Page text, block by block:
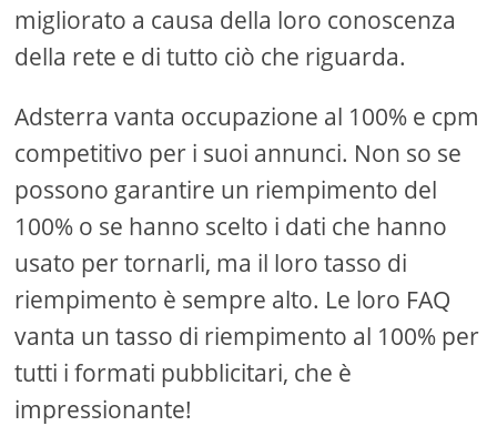
migliorato a causa della loro conoscenza
della rete e di tutto ciò che riguarda.
Adsterra vanta occupazione al 100% e cpm
competitivo per i suoi annunci. Non so se
possono garantire un riempimento del
100% o se hanno scelto i dati che hanno
usato per tornarli, ma il loro tasso di
riempimento è sempre alto. Le loro FAQ
vanta un tasso di riempimento al 100% per
tutti i formati pubblicitari, che è
impressionante!